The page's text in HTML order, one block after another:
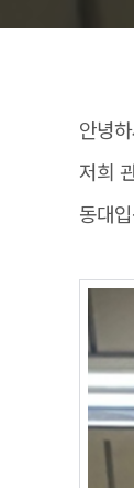
안녕
저희
동대